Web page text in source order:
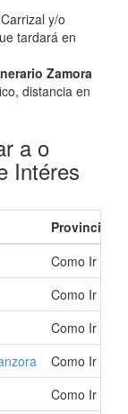
y/o
tardará en
Zamora
distancia en
a o
Intéres
Provincia
Como Ir a
Como Ir a
Como Ir a
Como Ir a
Como Ir a